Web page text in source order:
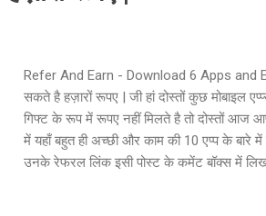
Refer And Earn - Download 6 Apps
सकते है हज़ारों रूपए | जी हां दोस्तों कुछ मोबाइल
गिफ्ट के रूप में रूपए नहीं मिलते है तो दोस्तों आज
में यहाँ बहुत ही अच्छी और काम की 10 एप्प के
उनके रेफरल लिंक इसी पोस्ट के कमेंट बॉक्स में लिख